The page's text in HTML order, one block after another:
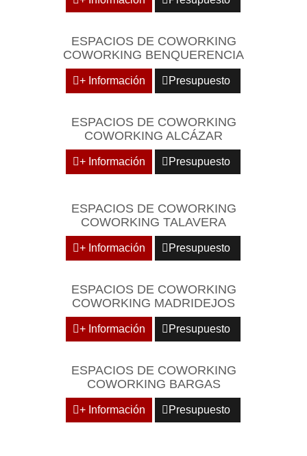
ESPACIOS DE COWORKING
COWORKING BENQUERENCIA
+ Información Presupuesto
ESPACIOS DE COWORKING
COWORKING ALCÁZAR
+ Información Presupuesto
ESPACIOS DE COWORKING
COWORKING TALAVERA
+ Información Presupuesto
ESPACIOS DE COWORKING
COWORKING MADRIDEJOS
+ Información Presupuesto
ESPACIOS DE COWORKING
COWORKING BARGAS
+ Información Presupuesto